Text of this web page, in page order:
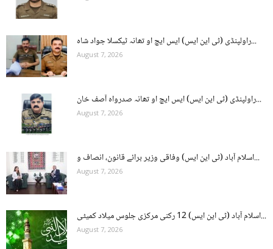
راولپنڈی (ٹی این ایس) ایس ایچ او تھانہ ٹیکسلا جواد شاہ...
August 7, 2026
راولپنڈی (ٹی این ایس) ایس ایچ او تھانہ صدرواہ آصف خان...
August 7, 2026
اسلام آباد (ٹی این ایس) وفاقی وزیر برائے قانون، انصاف و...
August 7, 2026
اسلام آباد (ٹی این ایس) 12 رکنی مرکزی جلوس میلاد کمیٹی...
August 7, 2026